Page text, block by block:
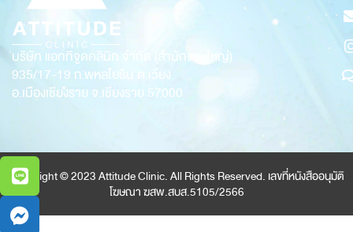
บริษัท แอททิจูดคลินิก จำกัด (สำนักงานใหญ่)
935/17-19 ถ.พหลโยธิน ต.เวียง
อ.เมืองเชียงราย จ.เชียงราย 57000
Copyright © 2023 Attitude Clinic. All Rights Reserved. เลขที่หนังสืออนุมัติ
โฆษณา ฆสพ.สบส.5105/2566